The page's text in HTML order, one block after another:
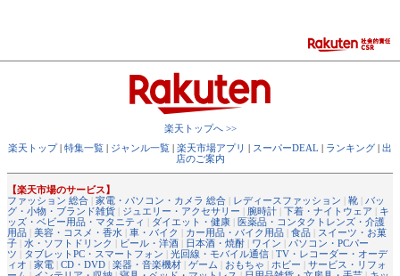
楽天トップへ >>
楽天トップ| 特集一覧 | ジャンル一覧 | 楽天市場アプリ | スーパーDEAL | ランキング | 出
店のご案内
【楽天市場のサービス】
ファッション 総合 | 家電・パソコン・カメラ 総合 | レディースファッション | 靴 | バッ
グ・小物・ブランド雑貨 | ジュエリー・アクセサリー | 腕時計 | 下着・ナイトウェア | キ
ッズ・ベビー用品・マタニティ | ダイエット・健康 | 医薬品・コンタクトレンズ・介護
用品 | 美容・コスメ・香水 | 車・バイク | カー用品・バイク用品 | 食品 | スイーツ・お菓
子 | 水・ソフトドリンク | ビール・洋酒 | 日本酒・焼酎 | ワイン | パソコン・PCパー
ツ | タブレットPC・スマートフォン | 光回線・モバイル通信 | TV・レコーダー・オーデ
ィオ | 家電 | CD・DVD | 楽器・音楽機材 | ゲーム | おもちゃ | ホビー | サービス・リフォ